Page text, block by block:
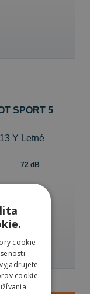
SPORT 5
Y Letné
72 dB
cookie
cookie